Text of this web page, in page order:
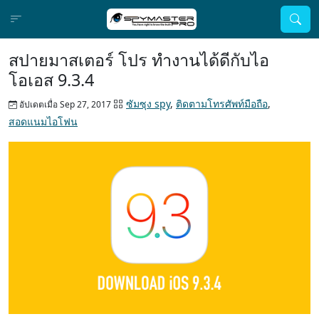
สปายมาสเตอร์ โปร ทำงานได้ดีกับไอ
โอเอส 9.3.4
อัปเดตเมื่อ Sep 27, 2017 ซัมซุง spy, ติดตามโทรศัพท์มือถือ,
สอดแนมไอโฟน